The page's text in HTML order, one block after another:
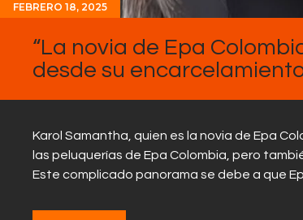
FEBRERO 18, 2025
“La novia de Epa
desde su
Karol Samantha, quien es la novia de Epa
las peluquerías de Epa Colombia, pero
Este complicado panorama se debe a que